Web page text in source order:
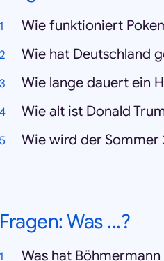
Wie funktioniert
Wie hat Deutschland
Wie lange dauert ein
Wie alt ist Donald
Wie wird der Sommer
Fragen: Was ...?
Was hat